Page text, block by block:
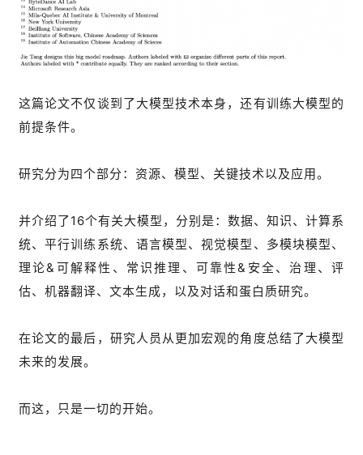
这篇论文不仅谈到了大模型技术本身，还有训练大模型的
前提条件。
研究分为四个部分：资源、模型、关键技术以及应用。
并介绍了16个有关大模型，分别是：数据、知识、计算系
统、平行训练系统、语言模型、视觉模型、多模块模型、
理论&可解释性、常识推理、可靠性&安全、治理、评
估、机器翻译、文本生成，以及对话和蛋白质研究。
在论文的最后，研究人员从更加宏观的角度总结了大模型
未来的发展。
而这，只是一切的开始。